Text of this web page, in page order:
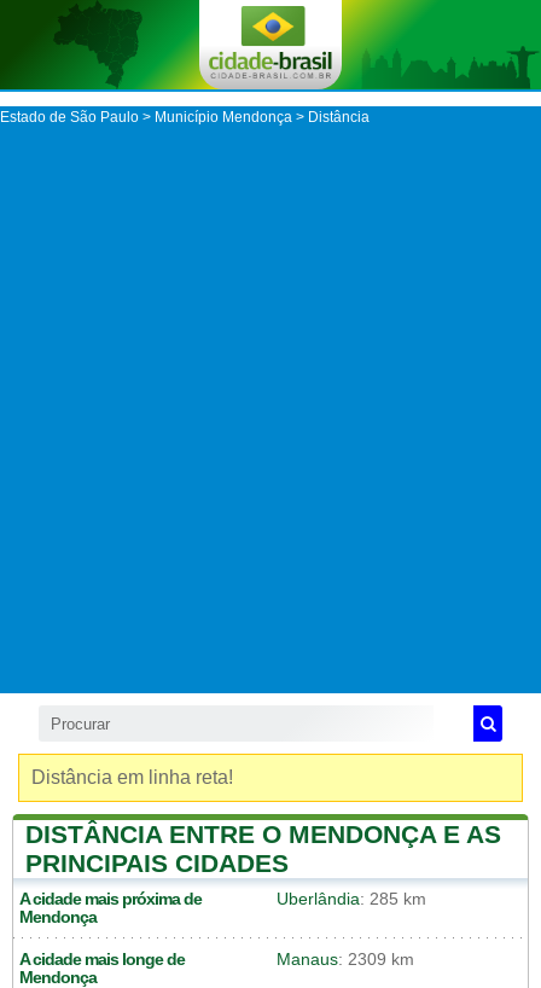
Estado de São Paulo > Município Mendonça > Distância
Distância em linha reta!
DISTÂNCIA ENTRE O MENDONÇA E AS
PRINCIPAIS CIDADES
A cidade mais próxima de
Mendonça
Uberlândia: 285 km
A cidade mais longe de
Mendonça
Manaus: 2309 km